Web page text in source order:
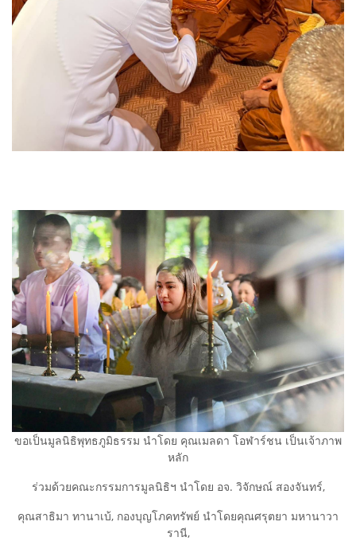
ขอเป็นมูลนิธิพุทธภูมิธรรม นำโดย คุณเมลดา โอฬาร์ชน เป็นเจ้าภาพ
หลัก
ร่วมด้วยคณะกรรมการมูลนิธิฯ นำโดย อจ. วิจักษณ์ สองจันทร์,
คุณสาธิมา ทานาเบ้, กองบุญโภคทรัพย์ นำโดยคุณศรุตยา มหานาวา
รานี,